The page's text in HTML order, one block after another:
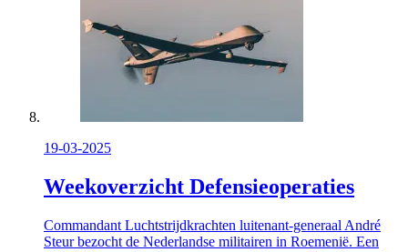
19-03-2025
Weekoverzicht Defensieoperaties
Commandant Luchtstrijdkrachten luitenant-generaal André
Steur bezocht de Nederlandse militairen in Roemenië. Een